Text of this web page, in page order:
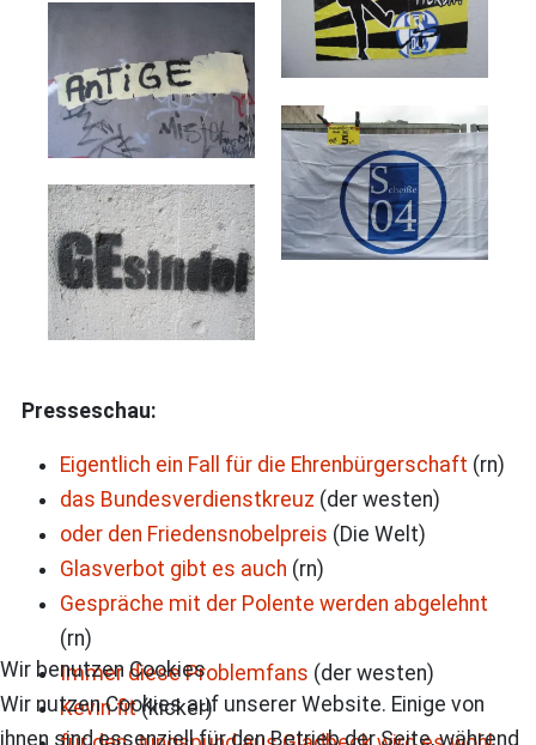
Presseschau:
Eigentlich ein Fall für die Ehrenbürgerschaft (rn)
das Bundesverdienstkreuz (der westen)
oder den Friedensnobelpreis (Die Welt)
Glasverbot gibt es auch (rn)
Gespräche mit der Polente werden abgelehnt
(rn)
Immer diese Problemfans (der westen)
Kevin fit(kicker)
Wir benutzen Cookies
Wir nutzen Cookies auf unserer Website. Einige von
ihnen sind essenziell für den Betrieb der Seite, während